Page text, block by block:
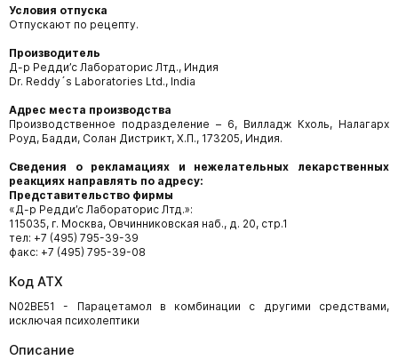
Условия отпуска
Отпускают по рецепту.
Производитель
Д-р Редди’с Лабораторис Лтд., Индия
Dr. Reddy´s Laboratories Ltd., India
Адрес места производства
Производственное подразделение – 6, Вилладж Кхоль, Налагарх
Роуд, Бадди, Солан Дистрикт, Х.П., 173205, Индия.
Сведения о рекламациях и нежелательных лекарственных
реакциях направлять по адресу:
Представительство фирмы
«Д-р Редди’с Лабораторис Лтд.»:
115035, г. Москва, Овчинниковская наб., д. 20, стр.1
тел: +7 (495) 795-39-39
факс: +7 (495) 795-39-08
Код АТХ
N02BE51 - Парацетамол в комбинации с другими средствами,
исключая психолептики
Описание